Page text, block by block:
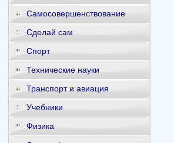
Самосовершенствование
Сделай сам
Спорт
Технические науки
Транспорт и авиация
Учебники
Физика